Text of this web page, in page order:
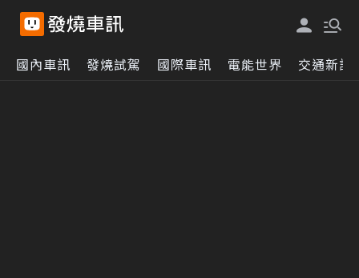
國內車訊 發燒試駕 國際車訊 電能世界 交通新訊